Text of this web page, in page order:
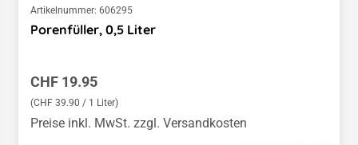
Artikelnummer: 606295
Porenfüller, 0,5 Liter
Regulärer Preis:
CHF 19.95
(CHF 39.90 / 1 Liter)
Preise inkl. MwSt. zzgl. Versandkosten